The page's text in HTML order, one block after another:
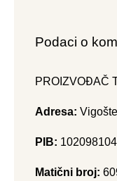
Podaci o
PROIZVOĐAČ
Adresa:
PIB: 102098104
Matični broj: